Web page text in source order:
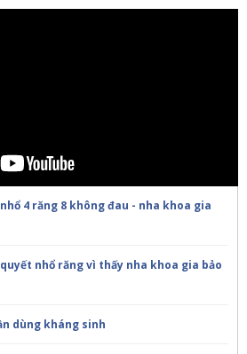
4 răng 8 không đau - nha khoa gia
nhổ răng vì thấy nha khoa gia bảo
dùng kháng sinh